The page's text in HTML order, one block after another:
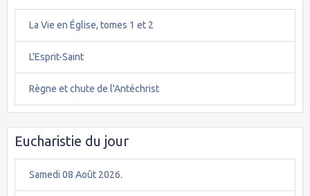
La Vie en Église, tomes 1 et 2
L'Esprit-Saint
Règne et chute de l'Antéchrist
Eucharistie du jour
Samedi 08 Août 2026.